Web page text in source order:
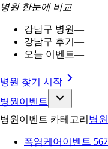
병원 한눈에 비교
강남구 병원—
강남구 후기 —
오늘 이벤트—
병원 찾기 시작
병원이벤트
병원이벤트 카테고리 병
폭염케어 이벤트 56